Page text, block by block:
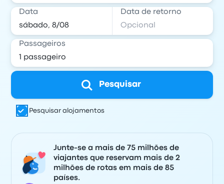
Data Data de retorno
Passageiros
Pesquisar
Pesquisar alojamentos
Junte-se a mais de 75 milhões de
viajantes que reservam mais de 2
milhões de rotas em mais de 85
países.